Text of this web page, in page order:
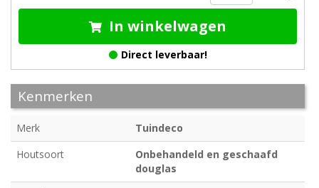
In winkelwagen
Direct leverbaar!
Kenmerken
Merk
Tuindeco
Houtsoort
Onbehandeld en geschaafd
douglas